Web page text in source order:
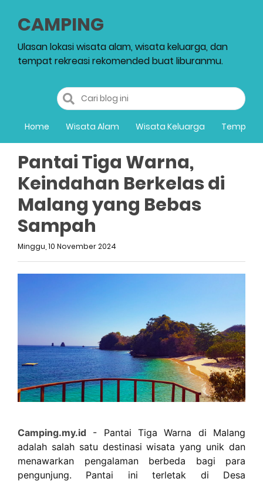
CAMPING
Ulasan lokasi wisata alam, wisata keluarga, dan
tempat rekreasi rekomended buat liburanmu.
Home Wisata Alam Wisata Keluarga Tempat
Pantai Tiga Warna,
Keindahan Berkelas di
Malang yang Bebas
Sampah
Minggu, 10 November 2024
Camping.my.id - Pantai Tiga Warna di Malang
adalah salah satu destinasi wisata yang unik dan
menawarkan pengalaman berbeda bagi para
pengunjung. Pantai ini terletak di Desa